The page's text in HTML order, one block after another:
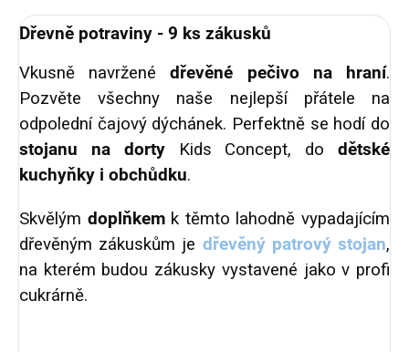
Dřevně potraviny - 9 ks zákusků
Vkusně navržené dřevěné pečivo na hraní.
Pozvěte všechny naše nejlepší přátele na
odpolední čajový dýchánek. Perfektně se hodí do
stojanu na dortyKids Concept, dodětské
kuchyňky i obchůdku.
Skvělým doplňkemk těmto lahodně vypadajícím
dřevěným zákuskům je dřevěný patrový stojan,
na kterém budou zákusky vystavené jako v profi
cukrárně.